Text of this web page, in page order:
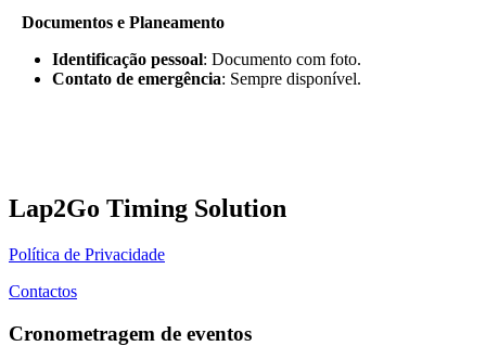
Documentos e Planeamento
Identificação pessoal: Documento com foto.
Contato de emergência: Sempre disponível.
Lap2Go Timing Solution
Política de Privacidade
Contactos
Cronometragem de eventos